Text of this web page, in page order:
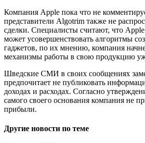
Компания Apple пока что не
представители Algotrim также не
сделки. Специалисты считают, что
может усовершенствовать алгоритмы
гаджетов, по их мнению, компания
механизмы работы в свою продукцию
Шведские СМИ в своих сообщениях
предпочитает не публиковать
доходах и расходах. Согласно
самого своего основания компания не
прибыли.
Другие новости по теме